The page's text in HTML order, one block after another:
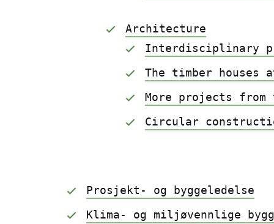
Architecture
Interdisciplinary
The timber houses
More projects
Circular
Prosjekt- og byggeledelse
Klima- og miljøvennlige